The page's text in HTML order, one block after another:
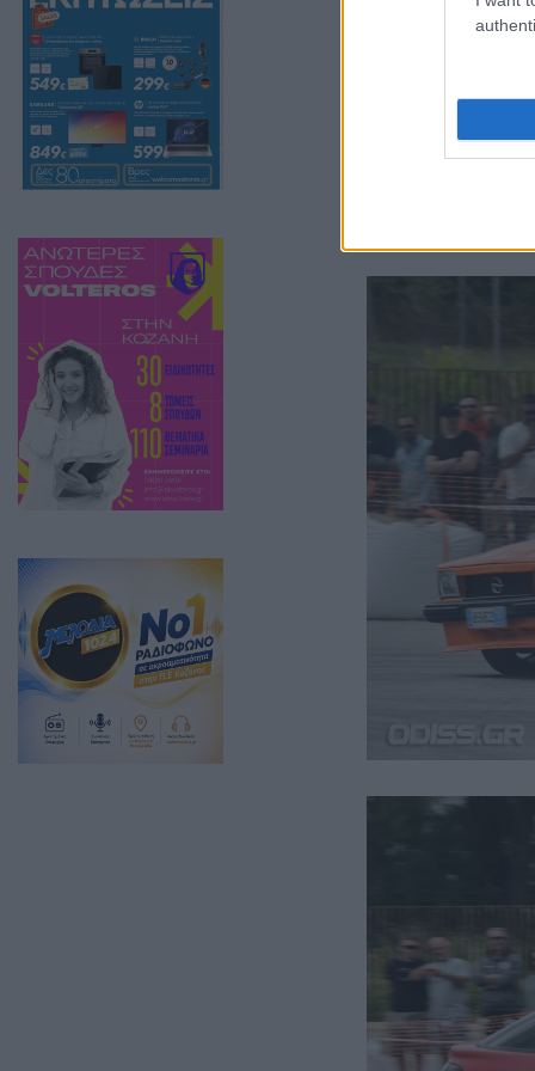
διαδρομή, με
ασφάλεια και
της λέσχης σε
Φωτογραφίες